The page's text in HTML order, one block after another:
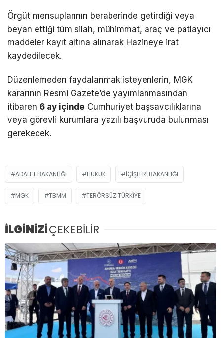
Örgüt mensuplarının beraberinde getirdiği veya
beyan ettiği tüm silah, mühimmat, araç ve patlayıcı
maddeler kayıt altına alınarak Hazineye irat
kaydedilecek.
Düzenlemeden faydalanmak isteyenlerin, MGK
kararının Resmi Gazete’de yayımlanmasından
itibaren 6 ay içinde Cumhuriyet başsavcılıklarına
veya görevli kurumlara yazılı başvuruda bulunması
gerekecek.
ADALET BAKANLIĞI HUKUK İÇIŞLERI BAKANLIĞI
MGK TBMM TERÖRSÜZ TÜRKIYE
İLGİNİZİÇEKEBİLİR